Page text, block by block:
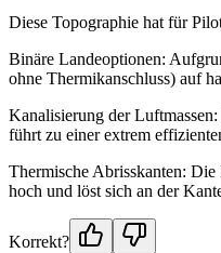
Diese Topographie hat für
Binäre Landeoptionen:
ohne Thermikanschluss) auf
Kanalisierung der
führt zu einer extrem
Thermische Abrisskanten:
hoch und löst sich an der
Korrekt?